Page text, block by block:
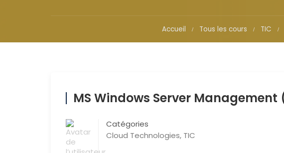
Accueil Tous les cours TIC
MS Windows Server Management
Catégories
Cloud Technologies, TIC